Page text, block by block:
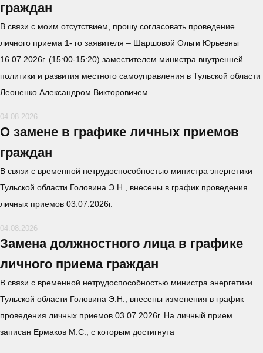
граждан
В связи с моим отсутствием, прошу согласовать проведение
личного приема 1- го заявителя – Шаршовой Ольги Юрьевны
16.07.2026г. (15:00-15:20) заместителем министра внутренней
политики и развития местного самоуправления в Тульской области
Леоненко Александром Викторовичем.
04.08.2026
О замене в графике личных приемов
граждан
В связи с временной нетрудоспособностью министра энергетики
Тульской области Головина Э.Н., внесены в график проведения
личных приемов 03.07.2026г.
04.08.2026
Замена должностного лица в графике
личного приема граждан
В связи с временной нетрудоспособностью министра энергетики
Тульской области Головина Э.Н., внесены изменения в график
проведения личных приемов 03.07.2026г. На личный прием
записан Ермаков М.С., с которым достигнута